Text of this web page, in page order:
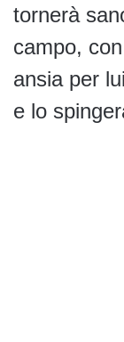
tornerà
campo,
ansia per
e lo